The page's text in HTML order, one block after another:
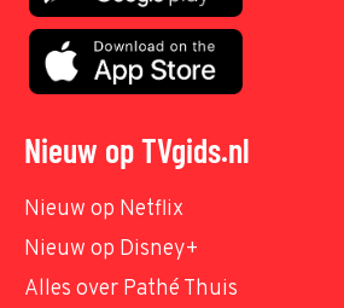
Nieuw op TVgids.nl
Nieuw op Netflix
Nieuw op Disney+
Alles over Pathé Thuis